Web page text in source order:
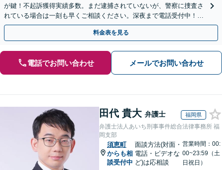
が鍵！不起訴獲得実績多数。まだ逮捕されていないが、警察に捜査さ
れている場合は一刻も早くご相談ください。深夜まで電話受付中！痴
漢／盗撮／のぞき／その他性犯罪など
料金表を見る
電話でお問い合わせ メールでお問い合わせ
田代 貴大 弁護士 福岡県
弁護士法人あいち刑事事件総合法律事務所 福
岡支部
須恵町
からも相
談受付中
面談方法(対面・
電話・ビデオな
ど)は応相談
営業時間：00:
00~23:59（土
日祝日）